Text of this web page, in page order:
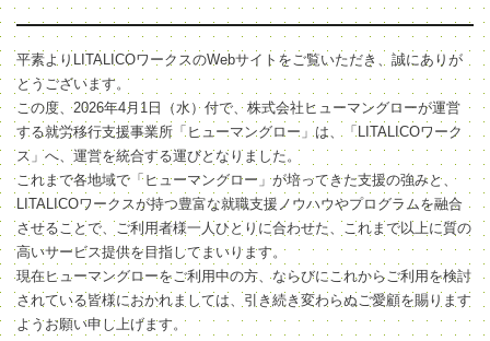
平素よりLITALICOワークスのWebサイトをご覧いただき、誠にありが
とうございます。
この度、2026年4月1日（水）付で、株式会社ヒューマングローが運営
する就労移行支援事業所「ヒューマングロー」は、「LITALICOワーク
ス」へ、運営を統合する運びとなりました。
これまで各地域で「ヒューマングロー」が培ってきた支援の強みと、
LITALICOワークスが持つ豊富な就職支援ノウハウやプログラムを融合
させることで、ご利用者様一人ひとりに合わせた、これまで以上に質の
高いサービス提供を目指してまいります。
現在ヒューマングローをご利用中の方、ならびにこれからご利用を検討
されている皆様におかれましては、引き続き変わらぬご愛顧を賜ります
ようお願い申し上げます。